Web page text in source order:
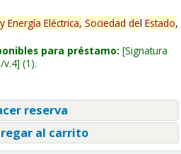
y Energía Eléctrica, Sociedad del Estado,
para préstamo: Signatura
v.4 (1).
reserva
al carrito